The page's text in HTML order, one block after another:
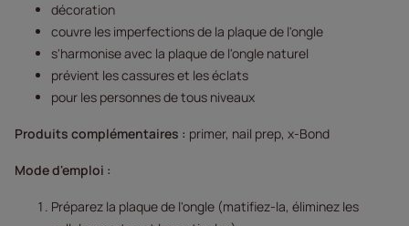
décoration
couvre les imperfections de la plaque de l'ongle
s'harmonise avec la plaque de l'ongle naturel
prévient les cassures et les éclats
pour les personnes de tous niveaux
Produits complémentaires : primer, nail prep, x-Bond
Mode d'emploi :
Préparez la plaque de l'ongle (matifiez-la, éliminez les